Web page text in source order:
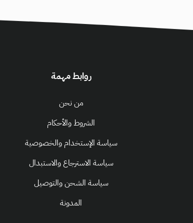
روابط مهمة
من نحن
الشروط والأحكام
سياسة الإستخدام والخصوصية
سياسة الاسترجاع والاستبدال
سياسة الشحن والتوصيل
المدونة